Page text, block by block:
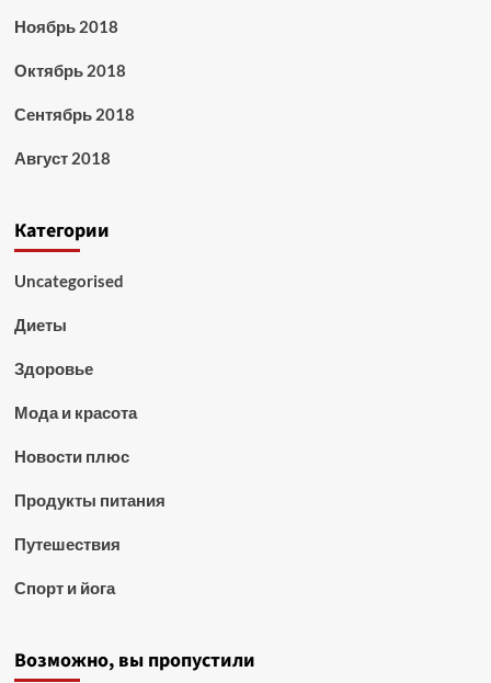
Ноябрь 2018
Октябрь 2018
Сентябрь 2018
Август 2018
Категории
Uncategorised
Диеты
Здоровье
Мода и красота
Новости плюс
Продукты питания
Путешествия
Спорт и йога
Возможно, вы пропустили